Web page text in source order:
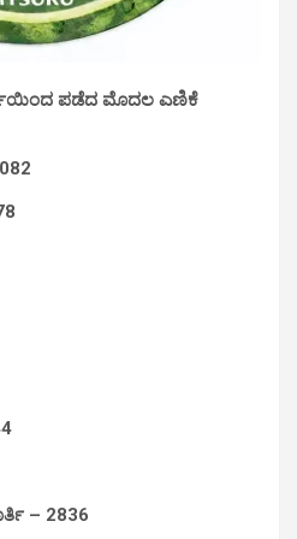
ಪಡೆದ ಮೊದಲ ಎಣಿಕೆ
– 2836